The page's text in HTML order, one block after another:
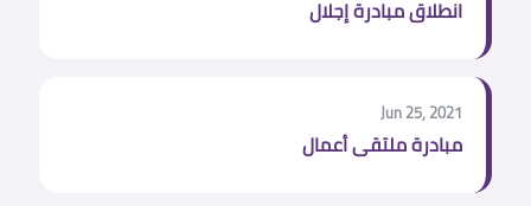
انطلاق مبادرة إجلال
Jun 25, 2021
مبادرة ملتقى أعمال